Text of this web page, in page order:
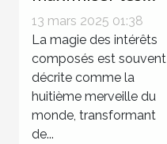
rendements avec
les intérêts
composés
13 mars 2025 01:38
La magie des intérêts
composés est souvent
décrite comme la
huitième merveille du
monde, transformant
de...